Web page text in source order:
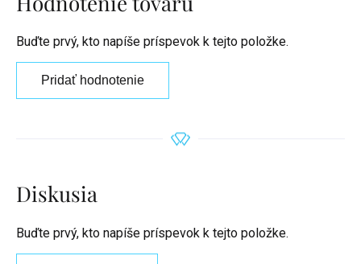
Buďte prvý, kto napíše príspevok k tejto položke.
Pridať hodnotenie
Diskusia
Buďte prvý, kto napíše príspevok k tejto položke.